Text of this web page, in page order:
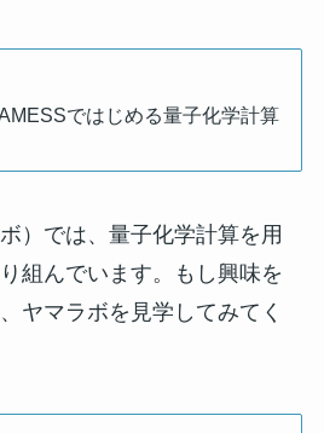
ではじめる量子化学計算
）では、量子化学計算を用
組んでいます。もし興味を
ヤマラボを見学してみてく